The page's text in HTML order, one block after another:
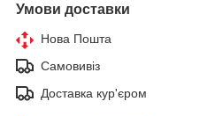
Умови доставки
Нова Пошта
Самовивіз
Доставка кур'єром